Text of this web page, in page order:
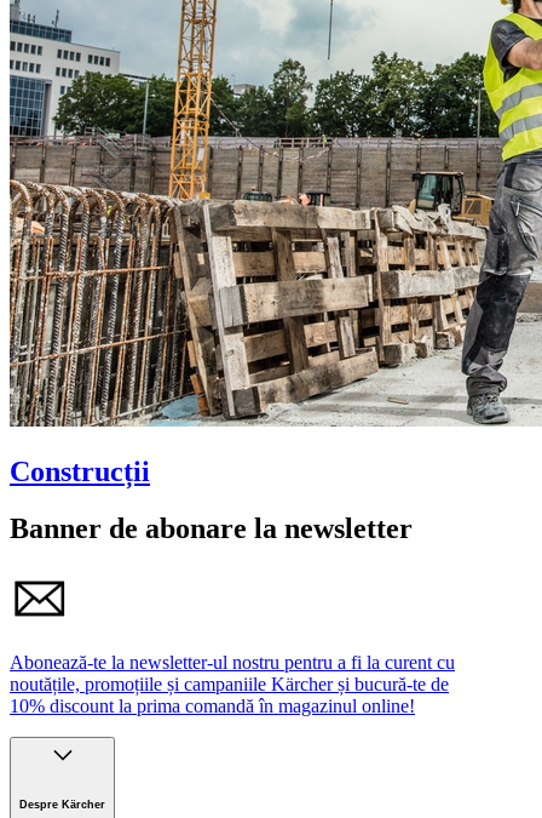
Construcții
Banner de abonare la newsletter
Abonează-te la newsletter-ul nostru pentru a fi la curent cu
noutățile, promoțiile și campaniile Kärcher și bucură-te de
10% discount la prima comandă în magazinul online!
Despre Kärcher